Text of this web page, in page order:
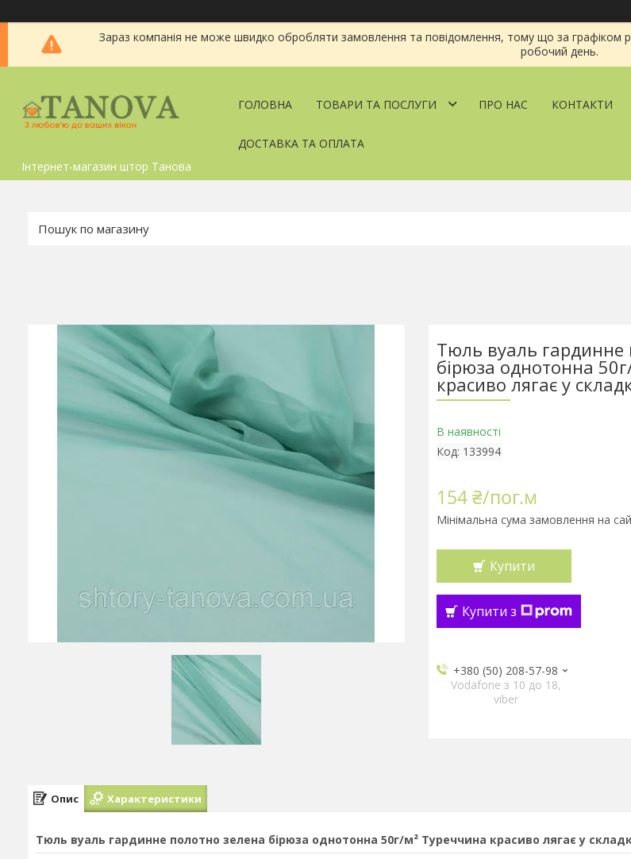
Зараз компанія не може швидко обробляти замовлення та повідомлення, тому що за
робочий день.
Інтернет-магазин штор Танова
ГОЛОВНА ТОВАРИ ТА ПОСЛУГИ ПРО НАС КОНТАКТИ
ДОСТАВКА ТА ОПЛАТА
Тюль вуаль гардинне
бірюза однотонна
красиво лягає у
В наявності
Код: 133994
154 ₴/пог.м
Мінімальна сума замовлення на
Купити
Купити з
+380 (50) 208-57-98
Vodafone з 10 до 18,
viber
Опис Характеристики
Тюль вуаль гардинне полотно зелена бірюза однотонна 50г/м² Туреччина красиво лягає у